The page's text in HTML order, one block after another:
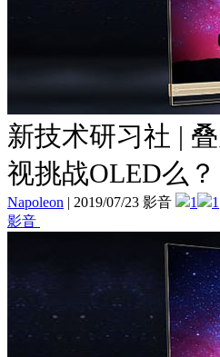
新技术研习社 |
视挑战OLED么？
Napoleon | 2019/07/23 影音 1
1
影音